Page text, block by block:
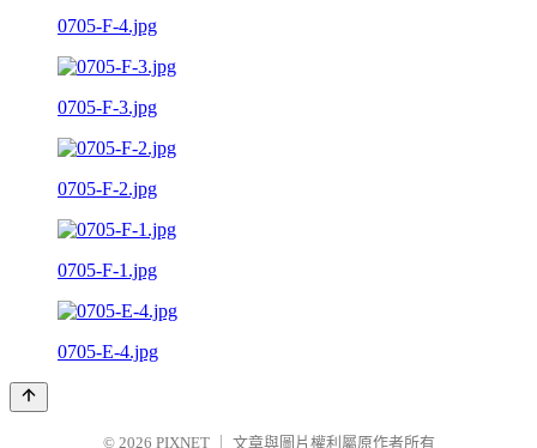
0705-F-4.jpg
0705-F-3.jpg
0705-F-2.jpg
0705-F-1.jpg
0705-E-4.jpg
© 2026 PIXNET 文章與圖片權利屬原作者所有